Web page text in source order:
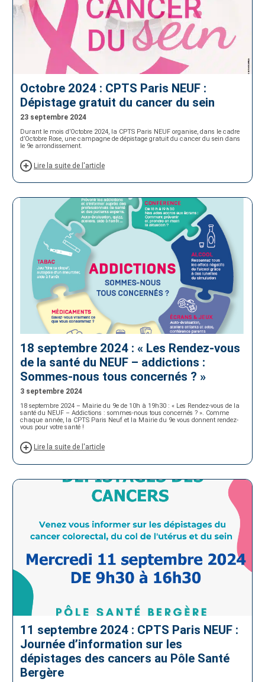
Octobre 2024 : CPTS Paris NEUF :
Dépistage gratuit du cancer du sein
23 septembre 2024
Durant le mois d’Octobre 2024, la CPTS Paris NEUF organise, dans le cadre
d’Octobre Rose, une campagne de dépistage gratuit du cancer du sein dans
le 9e arrondissement.
Lire la suite de l'article
18 septembre 2024 : « Les Rendez-vous
de la santé du NEUF – addictions :
Sommes-nous tous concernés ? »
3 septembre 2024
18 septembre 2024 – Mairie du 9e de 10h à 19h30 : « Les Rendez-vous de la
santé du NEUF – Addictions : sommes-nous tous concernés ? ». Comme
chaque année, la CPTS Paris Neuf et la Mairie du 9e vous donnent rendez-
vous pour votre santé !
Lire la suite de l'article
11 septembre 2024 : CPTS Paris NEUF :
Journée d’information sur les
dépistages des cancers au Pôle Santé
Bergère